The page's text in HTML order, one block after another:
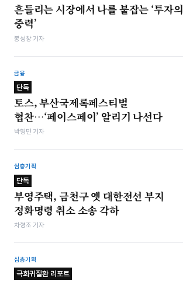
흔들리는 시장에서 나를 붙잡는 ‘투자의
중력’
봉성창 기자
금융
단독
토스, 부산국제록페스티벌
협찬…‘페이스페이’ 알리기 나선다
박형민 기자
심층기획
단독
부영주택, 금천구 옛 대한전선 부지
정화명령 취소 소송 각하
차형조 기자
심층기획
극희귀질환 리포트